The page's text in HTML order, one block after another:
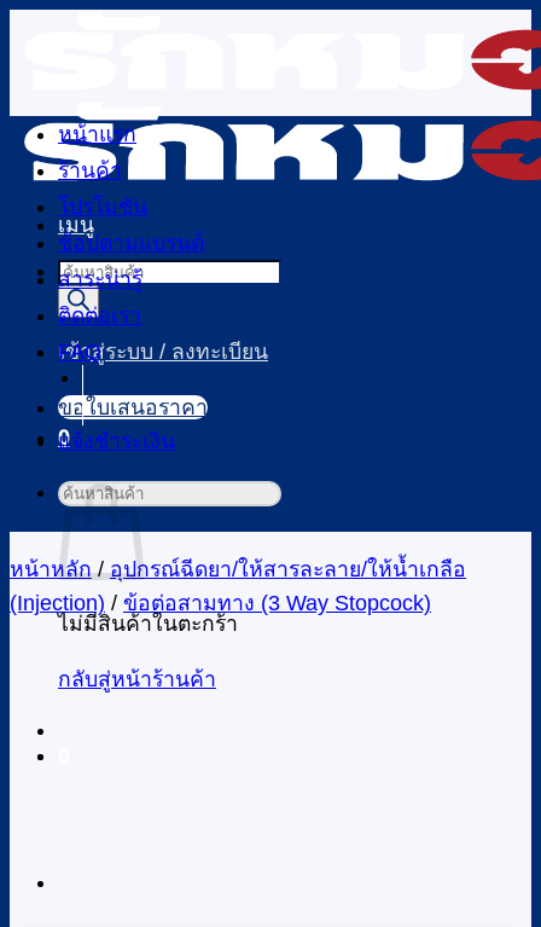
เนื้อหา
เมนู
Products
search
เข้าสู่ระบบ / ลงทะเบียน
0
ไม่มีสินค้าในตะกร้า
กลับสู่หน้าร้านค้า
หน้าแรก
ร้านค้า
โปรโมชัน
ช้อปตามแบรนด์
สาระน่ารู้
ติดต่อเรา
FAQ
ขอใบเสนอราคา
แจ้งชำระเงิน
ค้นหา:
หน้าหลัก / อุปกรณ์ฉีดยา/ให้สารละลาย/ให้น้ำเกลือ
(Injection) / ข้อต่อสามทาง (3 Way Stopcock)